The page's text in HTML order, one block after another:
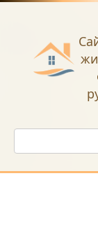
Перейти
Поиск: